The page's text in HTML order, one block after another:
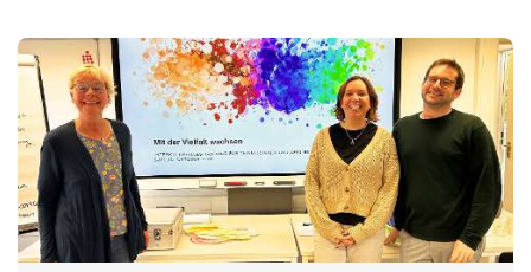
EWH bei der Anschaffung neuer Bollerwagen zu unterstützen,
so Evelyn Scholz und Antje Meier vom Orga-Team des Basars.
Die Bollerwagen kommen während unserer Mutter-/Vater-Kind-
Kuren im Haus Möwennest zum Einsatz und sorgen dort neben
einer einfachen Transportmöglichkeit für viel Freude bei den
Kindern. Der stolze Erlös von 1.037 Euro ist für den geplanten
Kauf mehr als eine große Hilfe. Die Stiftungsfamilie bedankt sich
herzlich.